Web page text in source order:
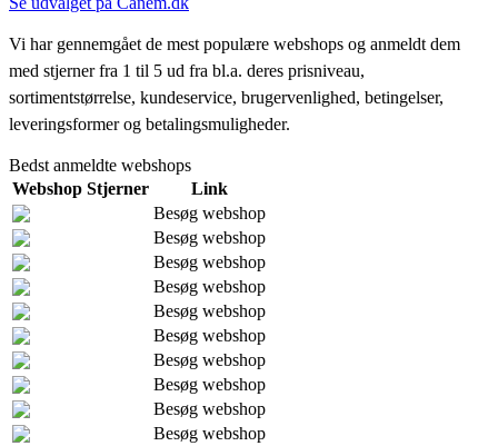
Vi har gennemgået de mest populære webshops og anmeldt dem
med stjerner fra 1 til 5 ud fra bl.a. deres prisniveau,
sortimentstørrelse, kundeservice, brugervenlighed, betingelser,
leveringsformer og betalingsmuligheder.
Bedst anmeldte webshops
Webshop Stjerner
Link
Besøg webshop
Besøg webshop
Besøg webshop
Besøg webshop
Besøg webshop
Besøg webshop
Besøg webshop
Besøg webshop
Besøg webshop
Besøg webshop